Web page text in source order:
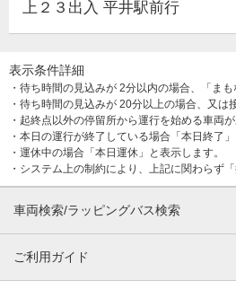
上２３出入 平井駅前行
表示条件詳細
・待ち時間の見込みが 2分以内の場合、「まも
・待ち時間の見込みが 20分以上の場合、又
・起終点以外の停留所から運行を始める車両
・本日の運行が終了している場合「本日終了」
・運休中の場合「本日運休」と表示します。
・システム上の制約により、上記に関わらず
車両検索/ラッピングバス検索
ご利用ガイド